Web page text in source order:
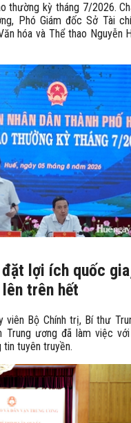
thường kỳ tháng 7/2026.
Phó Giám đốc Sở Tài
hóa và Thể thao Nguyễn
lợi ích quốc
trên hết
viên Bộ Chính trị, Bí thư
Trung ương đã làm việc
tuyên truyền.